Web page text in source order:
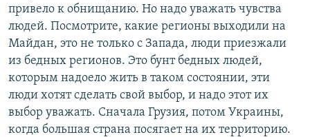
привело к обнищанию. Но надо уважать чувства
людей. Посмотрите, какие регионы выходили на
Майдан, это не только с Запада, люди приезжали
из бедных регионов. Это бунт бедных людей,
которым надоело жить в таком состоянии, эти
люди хотят сделать свой выбор, и надо этот их
выбор уважать. Сначала Грузия, потом Украины,
когда большая страна посягает на их территорию.